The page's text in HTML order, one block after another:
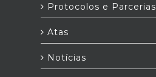
Protocolos e Parcerias
Atas
Notícias